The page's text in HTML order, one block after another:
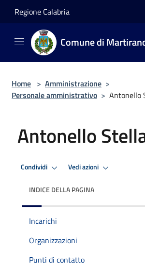
Regione Calabria
Comune di
Home > Amministrazione >
Personale amministrativo > Antonello
Antonello
Condividi Vedi azioni
INDICE DELLA PAGINA
Incarichi
Organizzazioni
Punti di contatto